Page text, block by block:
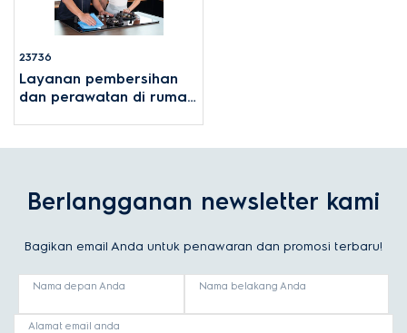
23736
Layanan pembersihan
dan perawatan di rumah
Berlangganan newsletter kami
Bagikan email Anda untuk penawaran dan promosi terbaru!
Nama depan Anda Nama belakang Anda
Alamat email anda